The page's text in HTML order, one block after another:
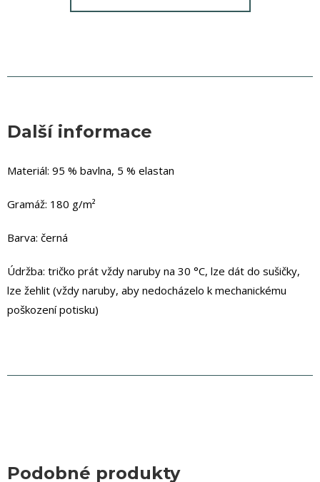
Další informace
Materiál: 95 % bavlna, 5 % elastan
Gramáž: 180 g/m²
Barva: černá
Údržba: tričko prát vždy naruby na 30 °C, lze dát do sušičky,
lze žehlit (vždy naruby, aby nedocházelo k mechanickému
poškození potisku)
Podobné produkty